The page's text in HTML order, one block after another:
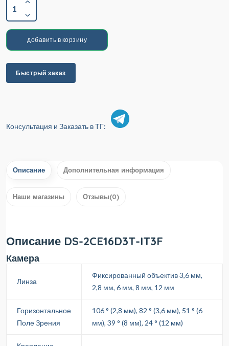
1
добавить в корзину
Быстрый заказ
Консультация и Заказать в ТГ:
Описание Дополнительная информация
Наши магазины Отзывы(0)
Описание DS-2CE16D3T-IT3F
Камера
Линза
Фиксированный объектив 3,6 мм,
2,8 мм, 6 мм, 8 мм, 12 мм
Горизонтальное
Поле Зрения
106 ° (2,8 мм), 82 ° (3,6 мм), 51 ° (6
мм), 39 ° (8 мм), 24 ° (12 мм)